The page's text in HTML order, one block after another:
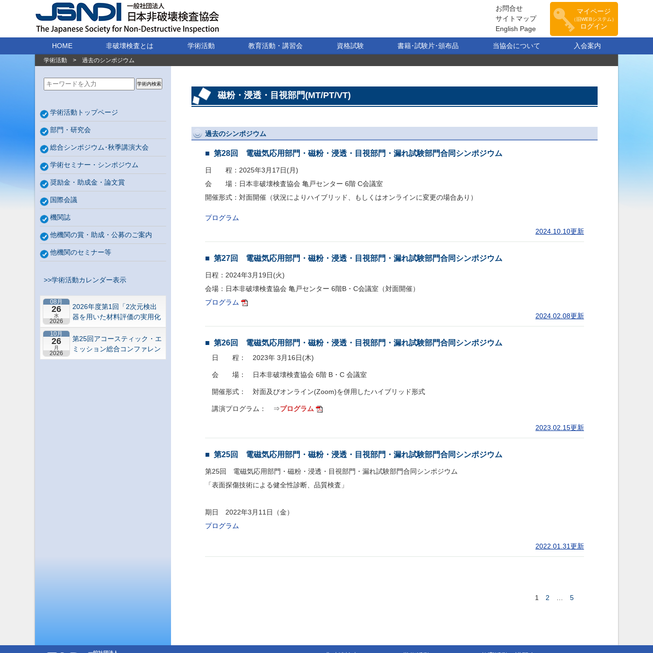
お問合せ
サイトマップ
English Page
マイページ
（旧WEBシステム）
ログイン
HOME 非破壊検査とは 学術活動 教育活動・講習会 資格試験 書籍･試験片･頒布品 当協会について 入会案内
学術活動 > 過去のシンポジウム
学術内検索
学術活動トップページ
部門・研究会
総合シンポジウム･秋季講演大会
学術セミナー・シンポジウム
奨励金・助成金・論文賞
国際会議
機関誌
他機関の賞・助成・公募のご案内
他機関のセミナー等
>>学術活動カレンダー表示
08月
26
水
2026
2026年度第1回「2次元検出
器を用いた材料評価の実用化
研究会」研究セミナー
10月
26
月
2026
第25回アコースティック・エ
ミッション総合コンファレン
ス－“音や振動”で拓くNDEの
磁粉・浸透・目視部門(MT/PT/VT)
過去のシンポジウム
第28回 電磁気応用部門・磁粉・浸透・目視部門・漏れ試験部門合同シンポジウム
日 程：2025年3月17日(月)
会 場：日本非破壊検査協会 亀戸センター 6階 C会議室
開催形式：対面開催（状況によりハイブリッド、もしくはオンラインに変更の場合あり）
プログラム
2024.10.10更新
第27回 電磁気応用部門・磁粉・浸透・目視部門・漏れ試験部門合同シンポジウム
日程：2024年3月19日(火)
会場：日本非破壊検査協会 亀戸センター 6階B・C会議室（対面開催）
プログラム
2024.02.08更新
第26回 電磁気応用部門・磁粉・浸透・目視部門・漏れ試験部門合同シンポジウム
日 程： 2023年 3月16日(木)
会 場： 日本非破壊検査協会 6階 B・C 会議室
開催形式： 対面及びオンライン(Zoom)を併用したハイブリッド形式
講演プログラム： ⇒プログラム
2023.02.15更新
第25回 電磁気応用部門・磁粉・浸透・目視部門・漏れ試験部門合同シンポジウム
第25回 電磁気応用部門・磁粉・浸透・目視部門・漏れ試験部門合同シンポジウム
「表面探傷技術による健全性診断、品質検査」
期日 2022年3月11日（金）
プログラム
2022.01.31更新
1 2 5